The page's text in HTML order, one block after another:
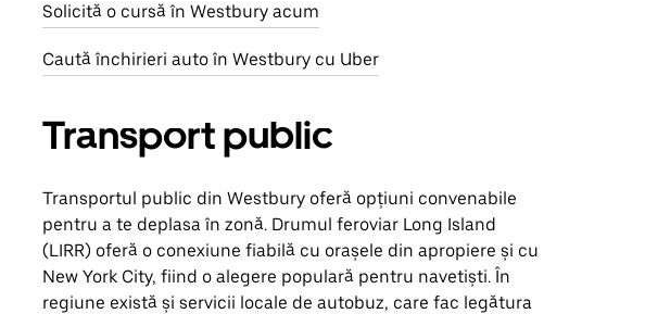
Solicită o cursă în Westbury acum
Caută închirieri auto în Westbury cu Uber
Transport public
Transportul public din Westbury oferă opțiuni convenabile
pentru a te deplasa în zonă. Drumul feroviar Long Island
(LIRR) oferă o conexiune fiabilă cu orașele din apropiere și cu
New York City, fiind o alegere populară pentru navetiști. În
regiune există și servicii locale de autobuz, care fac legătura